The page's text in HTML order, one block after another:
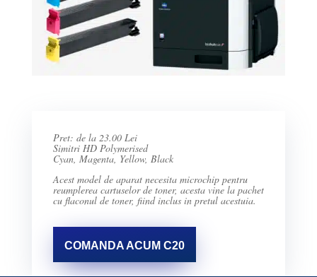
Pret: de la 23.00 Lei
Simitri HD Polymerised
Cyan, Magenta, Yellow, Black
Acest model de aparat necesita microchip pentru
reumplerea cartuselor de toner, acesta vine la pachet
cu flaconul de toner, fiind inclus in pretul acestuia.
COMANDA ACUM C20